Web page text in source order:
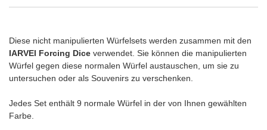
Diese nicht manipulierten Würfelsets werden zusammen mit den
IARVEl Forcing Dice verwendet. Sie können die manipulierten
Würfel gegen diese normalen Würfel austauschen, um sie zu
untersuchen oder als Souvenirs zu verschenken.
Jedes Set enthält 9 normale Würfel in der von Ihnen gewählten
Farbe.